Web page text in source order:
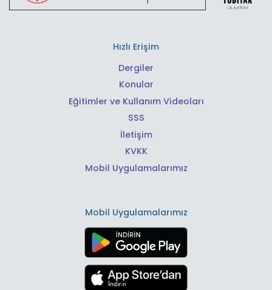
Hızlı Erişim
Dergiler
Konular
Eğitimler ve Kullanım Videoları
SSS
İletişim
KVKK
Mobil Uygulamalarımız
Mobil Uygulamalarımız